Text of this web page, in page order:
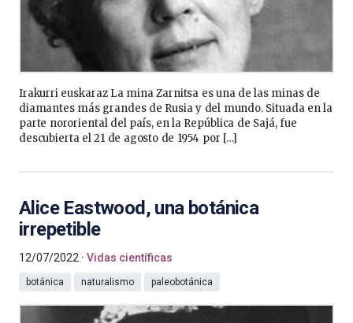
Irakurri euskaraz La mina Zarnitsa es una de las minas de
diamantes más grandes de Rusia y del mundo. Situada en la
parte nororiental del país, en la República de Sajá, fue
descubierta el 21 de agosto de 1954 por […]
Alice Eastwood, una botánica
irrepetible
12/07/2022 Vidas científicas
botánica naturalismo paleobotánica